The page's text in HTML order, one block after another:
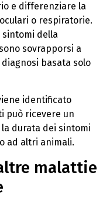
e differenziare la
o respiratorie.
sintomi della
sovrapporsi a
basata solo
identificato
può ricevere un
durata dei sintomi
ad altri animali.
malattie